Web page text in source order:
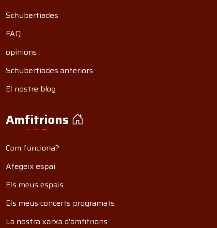
Schubertiades
FAQ
opinions
Schubertiades anteriors
El nostre blog
Amfitrions
Com funciona?
Afegeix espai
Els meus espais
Els meus concerts programats
La nostra xarxa d'amfitrions